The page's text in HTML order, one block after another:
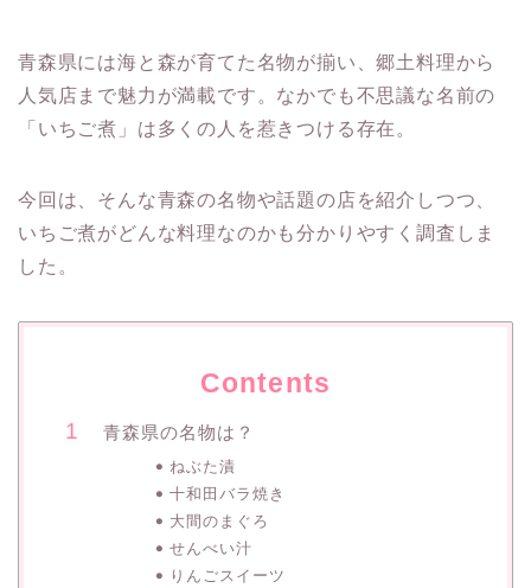
青森県には海と森が育てた名物が揃い、郷土料理から
人気店まで魅力が満載です。なかでも不思議な名前の
「いちご煮」は多くの人を惹きつける存在。
今回は、そんな青森の名物や話題の店を紹介しつつ、
いちご煮がどんな料理なのかも分かりやすく調査しま
した。
Contents
青森県の名物は？
ねぶた漬
十和田バラ焼き
大間のまぐろ
せんべい汁
りんごスイーツ